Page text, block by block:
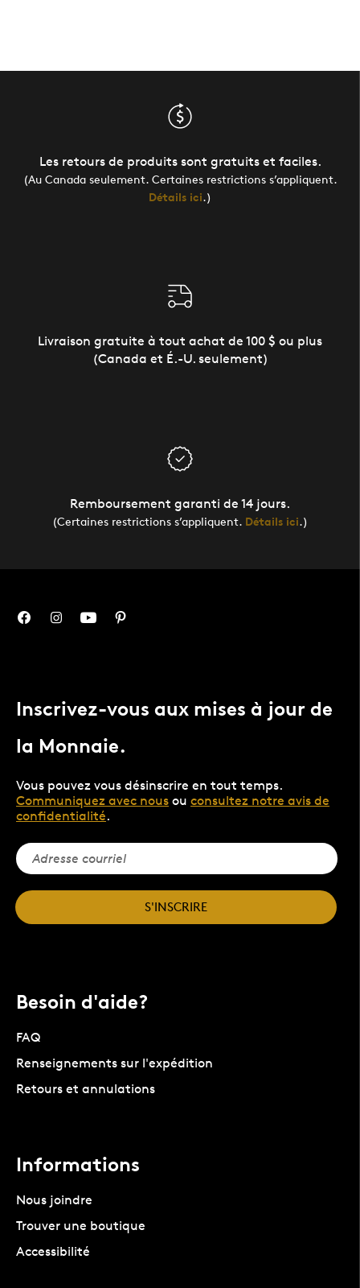
Les retours de produits sont gratuits et faciles.
(Au Canada seulement. Certaines restrictions s’appliquent.
Détails ici.)
Livraison gratuite à tout achat de 100 $ ou plus
(Canada et É.-U. seulement)
Remboursement garanti de 14 jours.
(Certaines restrictions s’appliquent. Détails ici.)
Inscrivez-vous aux mises à jour de
la Monnaie.
Vous pouvez vous désinscrire en tout temps.
Communiquez avec nous ou consultez notre avis de
confidentialité.
S'INSCRIRE
Besoin d'aide?
FAQ
Renseignements sur l'expédition
Retours et annulations
Informations
Nous joindre
Trouver une boutique
Accessibilité